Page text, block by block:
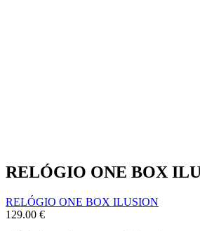
RELÓGIO ONE BOX
RELÓGIO ONE BOX ILUSION
129.00 €